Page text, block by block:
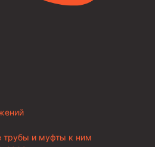
трубы и муфты к ним